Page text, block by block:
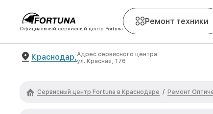
Официальный сервисный центр Fortuna
Ремонт техники
Краснодар,Адрес сервисного центра
ул. Красная, 176
Сервисный центр Fortuna в Краснодаре / Ремонт